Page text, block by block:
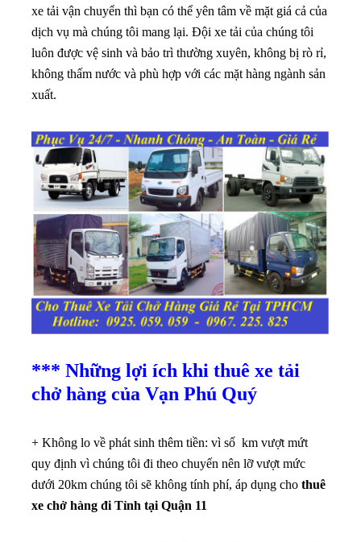
xe tải vận chuyển thì bạn có thể yên tâm về mặt giá cả của
dịch vụ mà chúng tôi mang lại. Đội xe tải của chúng tôi
luôn được vệ sinh và bảo trì thường xuyên, không bị rò rỉ,
không thấm nước và phù hợp với các mặt hàng ngành sản
xuất.
*** Những lợi ích khi thuê xe tải
chở hàng của Vạn Phú Quý
+ Không lo về phát sinh thêm tiền: vì số km vượt mứt
quy định vì chúng tôi đi theo chuyến nên lỡ vượt mức
dưới 20km chúng tôi sẽ không tính phí, áp dụng cho thuê
xe chở hàng đi Tỉnh tại Quận 11